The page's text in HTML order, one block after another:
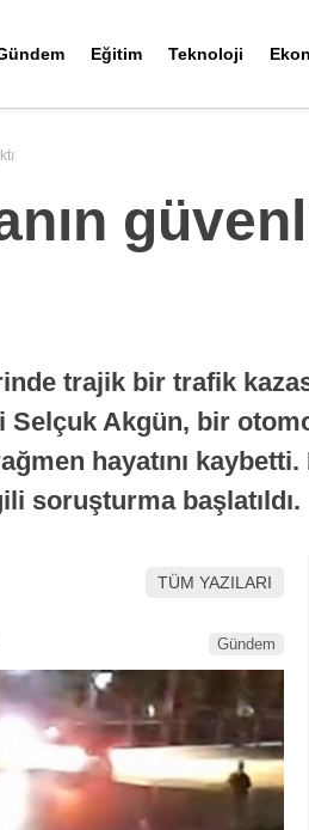
Eğitim Teknoloji
trajik bir trafik
Selçuk Akgün, bir
hayatını
soruşturma başlatıldı.
TÜM YAZILARI
Gündem